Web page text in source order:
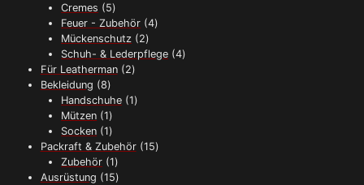
Cremes 55
Produkte
Feuer - Zubehör 44
Mückenschutz 22
Produkte
Schuh- & Lederpflege 44
Für Leatherman 22
Bekleidung 88
Produkte
Handschuhe 11
Mützen 11
Produkt
Socken 11
Produkt
Packraft & Zubehör 1515
Zubehör 11
Produkt
Ausrüstung 1515